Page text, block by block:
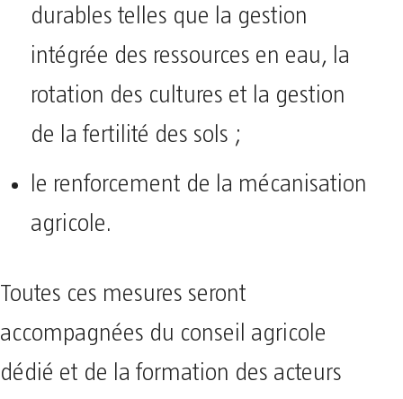
durables telles que la gestion
intégrée des ressources en eau, la
rotation des cultures et la gestion
de la fertilité des sols ;
le renforcement de la mécanisation
agricole.
Toutes ces mesures seront
accompagnées du conseil agricole
dédié et de la formation des acteurs